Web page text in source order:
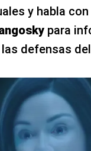
y habla
para
defensas del